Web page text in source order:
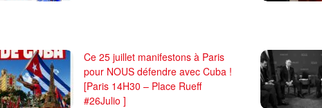
Ce 25 juillet manifestons à Paris
pour NOUS défendre avec Cuba !
[Paris 14H30 – Place Rueff
#26Julio ]